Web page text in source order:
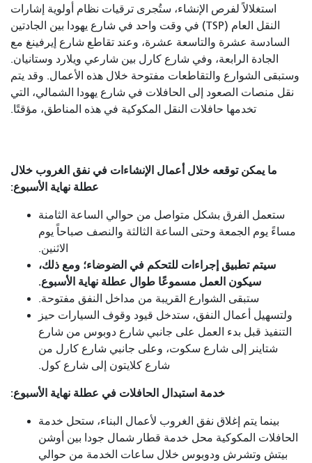
استغلالاً لفرص الإنشاء، ستُجرى ترقيات نظام أولوية إشارات
النقل العام (TSP) في وقت واحد في شارع يهودا بين الجادتين
السادسة عشرة والتاسعة عشرة، وعند تقاطع شارع إيرفينغ مع
الجادة الرابعة، وفي شارع كارل بين شارعي ويلارد وستانيان.
وستبقى الشوارع والتقاطعات مفتوحة خلال هذه الأعمال. وقد يتم
نقل منصات الصعود إلى الحافلات في شارع يهودا الشمالي، التي
تخدمها حافلات النقل المكوكية في هذه المناطق، مؤقتًا.
ما يمكن توقعه خلال أعمال الإنشاءات في نفق الغروب خلال
عطلة نهاية الأسبوع:
ستعمل الفرق بشكل متواصل من حوالي الساعة الثامنة
مساءً يوم الجمعة وحتى الساعة الثالثة والنصف صباحاً يوم
الاثنين.
سيتم تطبيق إجراءات للتحكم في الضوضاء؛ ومع ذلك،
سيكون العمل مسموعًا طوال عطلة نهاية الأسبوع.
ستبقى الشوارع القريبة من مداخل النفق مفتوحة.
ولتسهيل أعمال النفق، ستدخل قيود وقوف السيارات حيز
التنفيذ قبل بدء العمل على جانبي شارع دوبوس من شارع
شتاينر إلى شارع سكوت، وعلى جانبي شارع كارل من
شارع كلايتون إلى شارع كول.
خدمة استبدال الحافلات في عطلة نهاية الأسبوع:
بينما يتم إغلاق نفق الغروب لأعمال البناء، ستحل خدمة
الحافلات المكوكية محل خدمة قطار شمال جودا بين أوشن
بيتش وتشرش ودوبوس خلال ساعات الخدمة من حوالي